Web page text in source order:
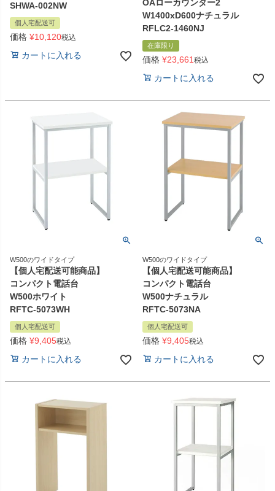
SHWA-002NW
個人宅配送可
価格 ¥10,120税込
カートに入れる
OAローカウンター2
W1400xD600ナチュラル
RFLC2-1460NJ
在庫限り
価格 ¥23,661 税込
カートに入れる
W500のワイドタイプ
【個人宅配送可能商品】
コンパクト電話台
W500ホワイト
RFTC-5073WH
個人宅配送可
価格 ¥9,405税込
カートに入れる
W500のワイドタイプ
【個人宅配送可能商品】
コンパクト電話台
W500ナチュラル
RFTC-5073NA
個人宅配送可
価格 ¥9,405税込
カートに入れる